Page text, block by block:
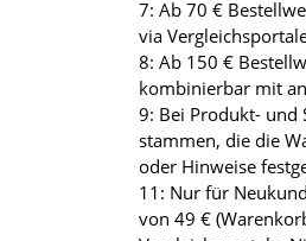
7: Ab 70 €
via
8: Ab 150 €
kombinierbar mit
9: Bei Produkt- und
stammen, die die
oder Hinweise
11: Nur für
von 49 €